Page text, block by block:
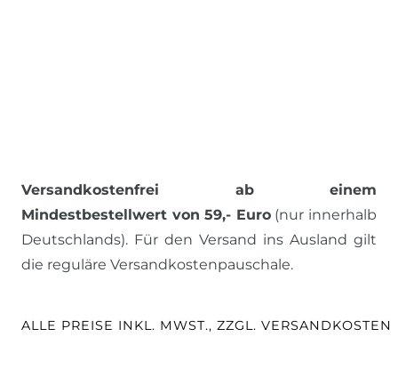
Versandkostenfrei ab einem
Mindestbestellwert von 59,- Euro(nur innerhalb
Deutschlands). Für den Versand ins Ausland gilt
die reguläre Versandkostenpauschale.
ALLE PREISE INKL. MWST., ZZGL. VERSANDKOSTEN